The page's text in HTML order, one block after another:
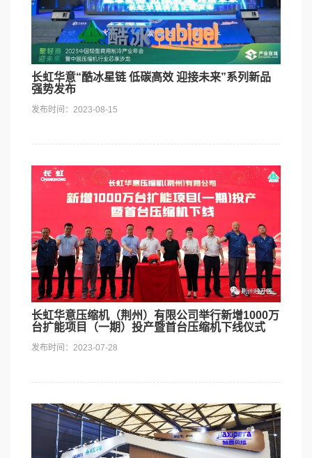
长虹华意“酷冰星链 低碳高效 迎接未来”系列新品
强势发布
发布时间：2023-08-15
长虹华意压缩机（荆州）有限公司举行新增1000万
台扩能项目（一期）投产暨首台压缩机下线仪式
发布时间：2023-07-28